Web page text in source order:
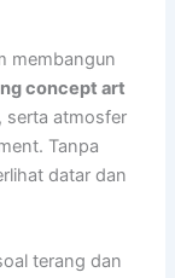
membangun
concept art
serta atmosfer
Tanpa
datar dan
terang dan